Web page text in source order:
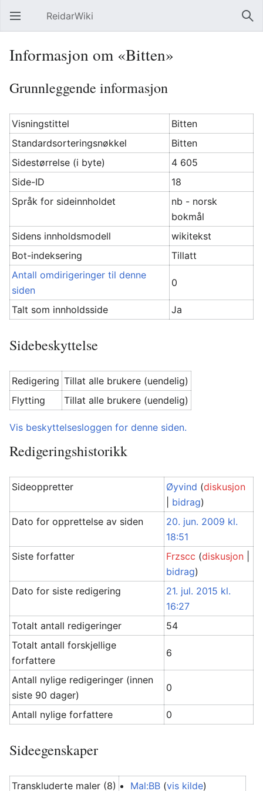
Åpne hovedmenyen ReidarWiki Søk
Informasjon om «Bitten»
Grunnleggende informasjon
Visningstittel
Bitten
Standardsorteringsnøkkel
Bitten
Sidestørrelse (i byte)
4 605
Side-ID
18
Språk for sideinnholdet
nb - norsk
bokmål
Sidens innholdsmodell
wikitekst
Bot-indeksering
Tillatt
Antall omdirigeringer til denne
siden
0
Talt som innholdsside Ja
Sidebeskyttelse
Redigering Tillat alle brukere (uendelig)
Flytting
Tillat alle brukere (uendelig)
Vis beskyttelsesloggen for denne siden.
Redigeringshistorikk
Sideoppretter Øyvind (diskusjon
bidrag)
Dato for opprettelse av siden
20. jun. 2009 kl.
18:51
Siste forfatter
Frzscc (diskusjon
bidrag)
Dato for siste redigering
21. jul. 2015 kl.
16:27
Totalt antall redigeringer
54
Totalt antall forskjellige
forfattere
6
Antall nylige redigeringer (innen
siste 90 dager)
0
Antall nylige forfattere 0
Sideegenskaper
Transkluderte maler (8) Mal:BB (vis kilde)